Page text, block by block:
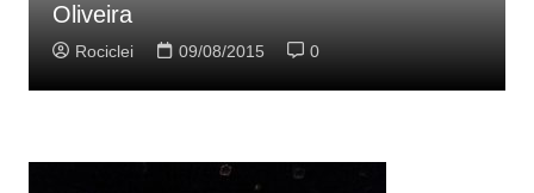
Oliveira
Rociclei 09/08/2015 0